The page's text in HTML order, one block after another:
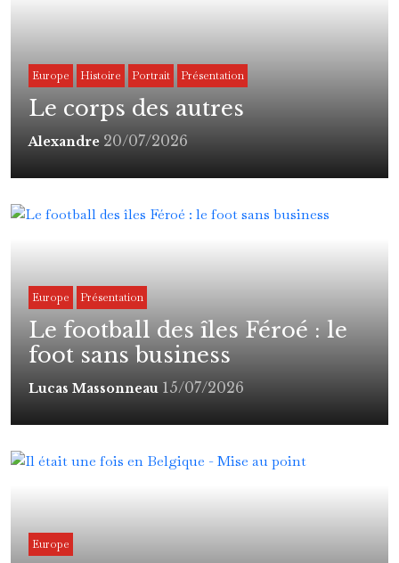
Europe Histoire Portrait Présentation
Le corps des autres
Alexandre 20/07/2026
Europe Présentation
Le football des îles Féroé : le
foot sans business
Lucas Massonneau 15/07/2026
Europe